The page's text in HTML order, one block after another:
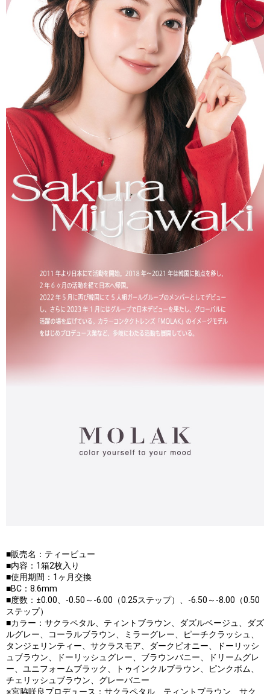
■販売名：ティービュー
■内容：1箱2枚入り
■使用期間：1ヶ月交換
■BC：8.6mm
■度数：±0.00、-0.50～-6.00（0.25ステップ）、-6.50～-8.00（0.50
ステップ）
■カラー：サクラペタル、ティントブラウン、ダズルベージュ、ダズ
ルグレー、コーラルブラウン、ミラーグレー、ピーチクラッシュ、
タンジェリンティー、サクラスモア、ダークピオニー、ドーリッシ
ュブラウン、ドーリッシュグレー、ブラウンバニー、ドリームグレ
ー、ユニフォームブラック、トゥインクルブラウン、ピンクボム、
チェリッシュブラウン、グレーバニー
※宮脇咲良プロデュース：サクラペタル、ティントブラウン、サク